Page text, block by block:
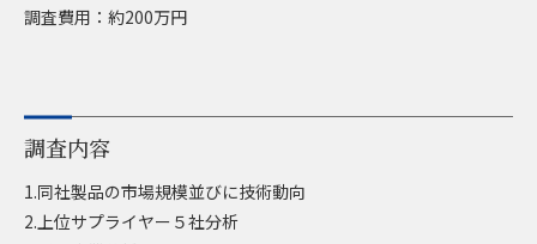
調査費用：約200万円
調査内容
1.同社製品の市場規模並びに技術動向
2.上位サプライヤー５社分析